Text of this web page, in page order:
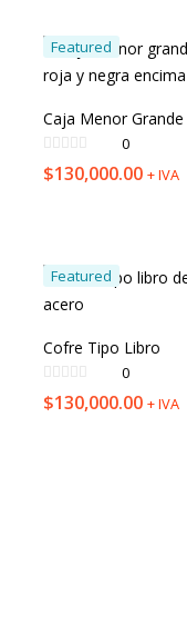
Featured
Caja Menor Grande
0
$130,000.00 + IVA
Featured
Cofre Tipo Libro
0
$130,000.00 + IVA